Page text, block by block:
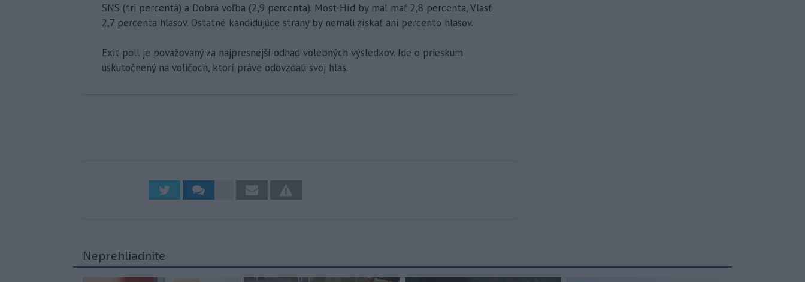
SNS (tri percentá) a Dobrá voľba (2,9 percenta). Most-Híd by mal mať 2,8 percenta, Vlasť
2,7 percenta hlasov. Ostatné kandidujúce strany by nemali získať ani percento hlasov.
Exit poll je považovaný za najpresnejší odhad volebných výsledkov. Ide o prieskum
uskutočnený na voličoch, ktorí práve odovzdali svoj hlas.
Neprehliadnite